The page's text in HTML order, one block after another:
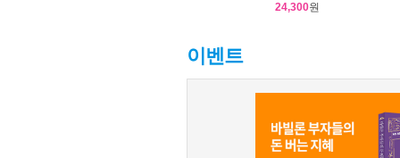
24,300원
이벤트